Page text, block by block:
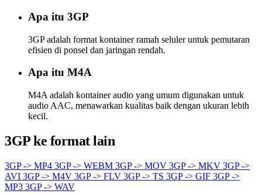
Apa itu 3GP
3GP adalah format kontainer ramah seluler untuk pemutaran
efisien di ponsel dan jaringan rendah.
Apa itu M4A
M4A adalah kontainer audio yang umum digunakan untuk
audio AAC, menawarkan kualitas baik dengan ukuran lebih
kecil.
3GP ke format lain
3GP -> MP4 3GP -> WEBM 3GP -> MOV 3GP -> MKV 3GP ->
AVI 3GP -> M4V 3GP -> FLV 3GP -> TS 3GP -> GIF 3GP ->
MP3 3GP -> WAV